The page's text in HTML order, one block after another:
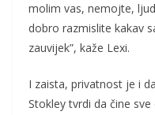
molim vas, nemojte,
dobro razmislite kakav
zauvijek”, kaže Lexi.
I zaista, privatnost je i
Stokley tvrdi da čine